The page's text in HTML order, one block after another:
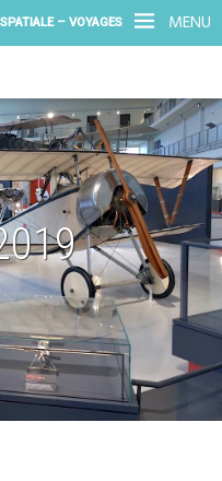
MENU
– VOYAGES